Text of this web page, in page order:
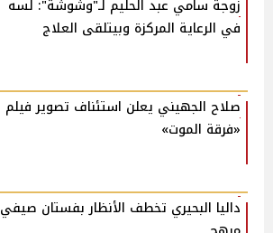
زوجة سامي عبد الحليم لـ"وشوشة": لسه
في الرعاية المركزة وبيتلقى العلاج
صلاح الجهيني يعلن استئناف تصوير فيلم
«فرقة الموت»
داليا البحيري تخطف الأنظار بفستان صيفي